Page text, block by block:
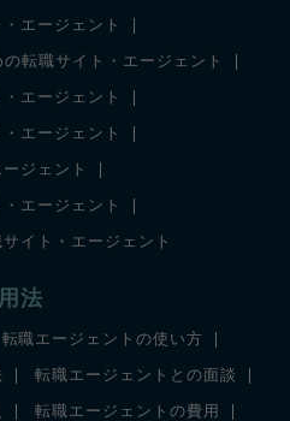
エージェント
転職サイト・エージェント
エージェント
エージェント
ジェント
エージェント
イト・エージェント
法
転職エージェントの使い方
転職エージェントとの面談
転職エージェントの費用